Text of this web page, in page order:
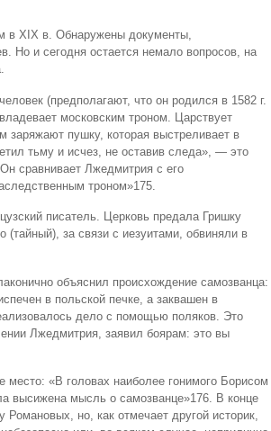
в XIX в. Обнаружены документы,
Но и сегодня остается немало вопросов, на
(предполагают, что он родился в 1582 г.
московским троном. Царствует
заряжают пушку, которая выстреливает в
тьму и исчез, не оставив следа», — это
сравнивает Лжедмитрия с его
троном»175.
писатель. Церковь предала Гришку
за связи с иезуитами, обвиняли в
объяснил происхождение самозванца:
в польской печке, а заквашен в
дело с помощью поляков. Это
Лжедмитрия, заявил боярам: это вы
место: «В головах наиболее гонимого Борисом
высижена мысль о самозванце»176. В конце
но, как отмечает другой историк,